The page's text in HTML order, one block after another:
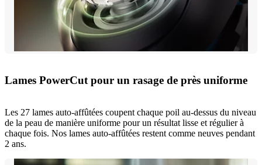
Lames PowerCut pour un rasage de près uniforme
Les 27 lames auto-affûtées coupent chaque poil au-dessus du niveau
de la peau de manière uniforme pour un résultat lisse et régulier à
chaque fois. Nos lames auto-affûtées restent comme neuves pendant
2 ans.